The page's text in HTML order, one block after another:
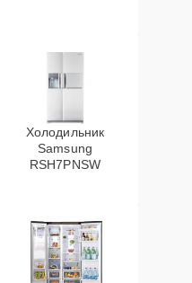
Холодильник
Samsung
RSH7PNSW